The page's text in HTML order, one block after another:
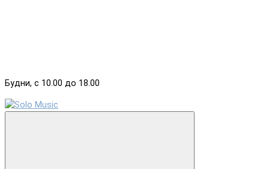
Будни, с 10.00 до 18.00